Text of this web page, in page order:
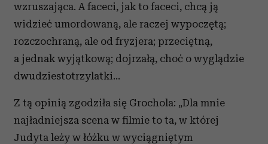
wzruszająca. A faceci, jak to faceci, chcą ją
widzieć umordowaną, ale raczej wypoczętą;
rozczochraną, ale od fryzjera; przeciętną,
a jednak wyjątkową; dojrzałą, choć o wyglądzie
dwudziestotrzylatki…
Z tą opinią zgodziła się Grochola: „Dla mnie
najładniejsza scena w filmie to ta, w której
Judyta leży w łóżku w wyciągniętym